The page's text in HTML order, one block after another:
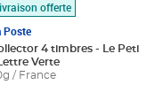
offerte
Poste
4 timbres - Le Petit
Verte
/ France